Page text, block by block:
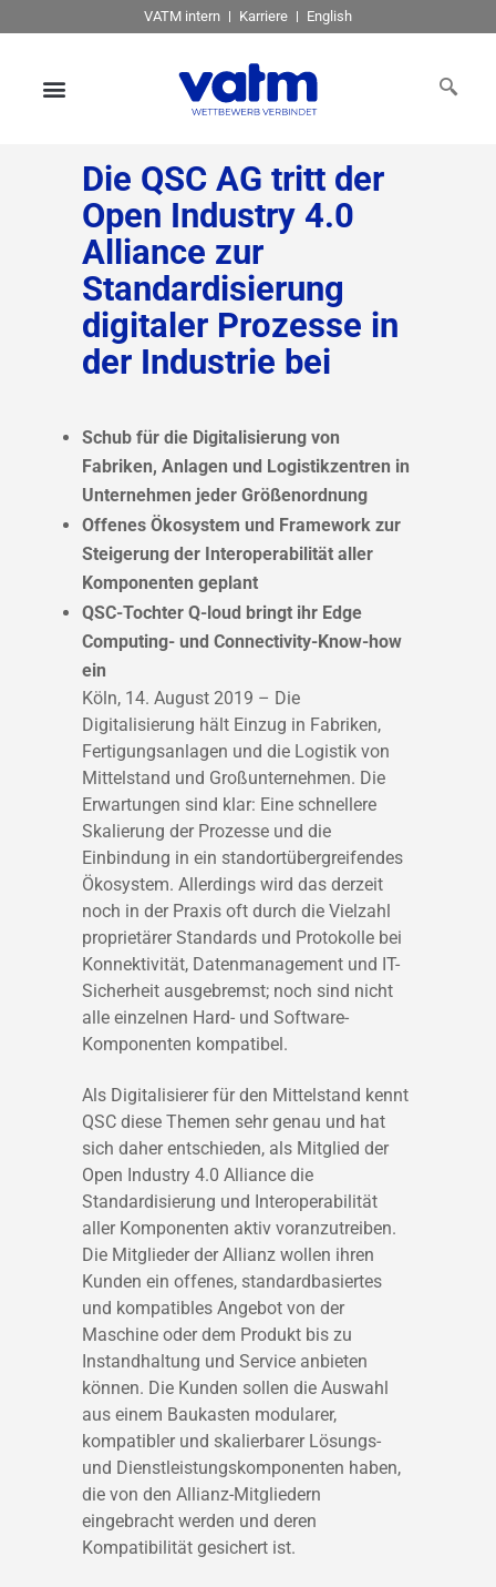
VATM intern Karriere English
Die QSC AG tritt der
Open Industry 4.0
Alliance zur
Standardisierung
digitaler Prozesse in
der Industrie bei
Schub für die Digitalisierung von
Fabriken, Anlagen und Logistikzentren in
Unternehmen jeder Größenordnung
Offenes Ökosystem und Framework zur
Steigerung der Interoperabilität aller
Komponenten geplant
QSC-Tochter Q-loud bringt ihr Edge
Computing- und Connectivity-Know-how
ein
Köln, 14. August 2019 – Die
Digitalisierung hält Einzug in Fabriken,
Fertigungsanlagen und die Logistik von
Mittelstand und Großunternehmen. Die
Erwartungen sind klar: Eine schnellere
Skalierung der Prozesse und die
Einbindung in ein standortübergreifendes
Ökosystem. Allerdings wird das derzeit
noch in der Praxis oft durch die Vielzahl
proprietärer Standards und Protokolle bei
Konnektivität, Datenmanagement und IT-
Sicherheit ausgebremst; noch sind nicht
alle einzelnen Hard- und Software-
Komponenten kompatibel.
Als Digitalisierer für den Mittelstand kennt
QSC diese Themen sehr genau und hat
sich daher entschieden, als Mitglied der
Open Industry 4.0 Alliance die
Standardisierung und Interoperabilität
aller Komponenten aktiv voranzutreiben.
Die Mitglieder der Allianz wollen ihren
Kunden ein offenes, standardbasiertes
und kompatibles Angebot von der
Maschine oder dem Produkt bis zu
Instandhaltung und Service anbieten
können. Die Kunden sollen die Auswahl
aus einem Baukasten modularer,
kompatibler und skalierbarer Lösungs-
und Dienstleistungskomponenten haben,
die von den Allianz-Mitgliedern
eingebracht werden und deren
Kompatibilität gesichert ist.